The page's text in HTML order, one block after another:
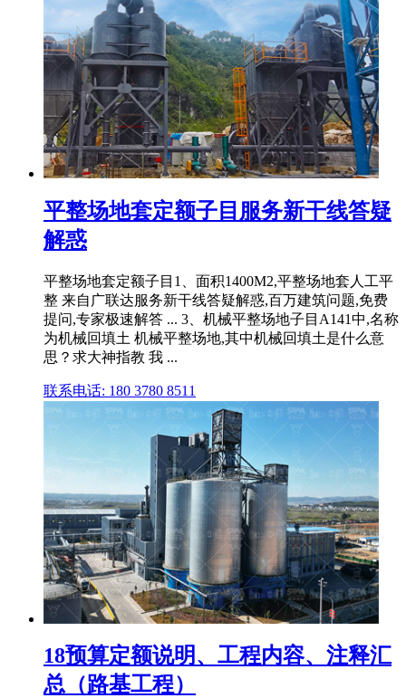
平整场地套定额子目服务新干线答疑
解惑
平整场地套定额子目1、面积1400M2,平整场地套人工平
整 来自广联达服务新干线答疑解惑,百万建筑问题,免费
提问,专家极速解答 ... 3、机械平整场地子目A141中,名称
为机械回填土 机械平整场地,其中机械回填土是什么意
思？求大神指教 我 ...
联系电话: 180 3780 8511
18预算定额说明、工程内容、注释汇
总（路基工程）